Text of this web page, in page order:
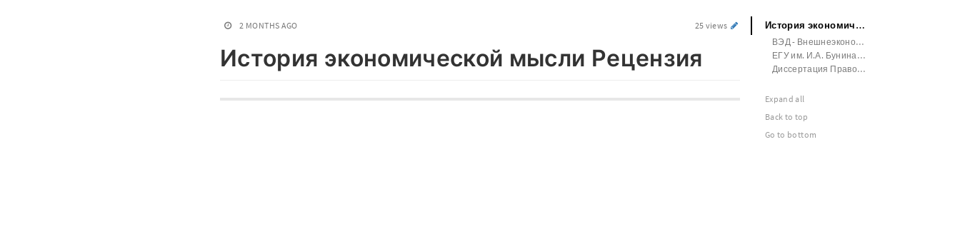
2 MONTHS AGO 25 views
История экономической мысли Рецензия
История экономической мысли Рецензия
ВЭД - Внешнеэкономическая деятельность
ЕГУ им. И.А. Бунина Финский язык
Диссертация Правоохранительные органы
Expand all
Back to top
Go to bottom